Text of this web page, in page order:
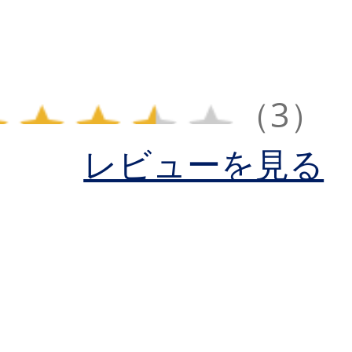
（3）
レビューを見る